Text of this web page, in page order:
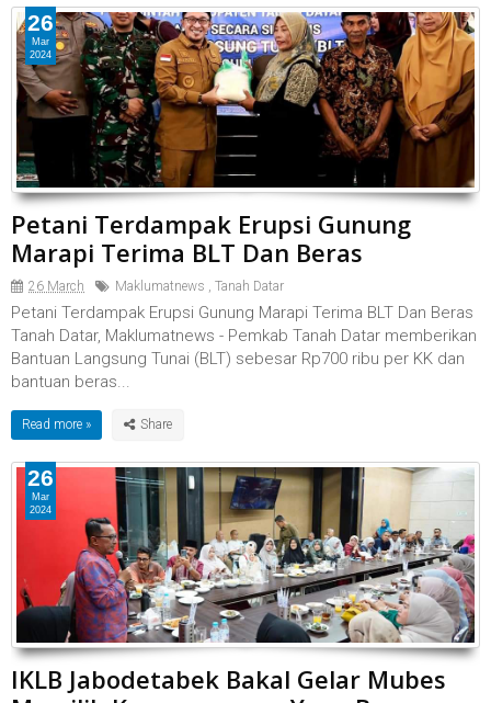
Petani Terdampak Erupsi Gunung
Marapi Terima BLT Dan Beras
26 March Maklumatnews , Tanah Datar
Petani Terdampak Erupsi Gunung Marapi Terima BLT Dan Beras
Tanah Datar, Maklumatnews - Pemkab Tanah Datar memberikan
Bantuan Langsung Tunai (BLT) sebesar Rp700 ribu per KK dan
bantuan beras...
Read more »
26
Mar
2024
IKLB Jabodetabek Bakal Gelar Mubes
26
Mar
2024